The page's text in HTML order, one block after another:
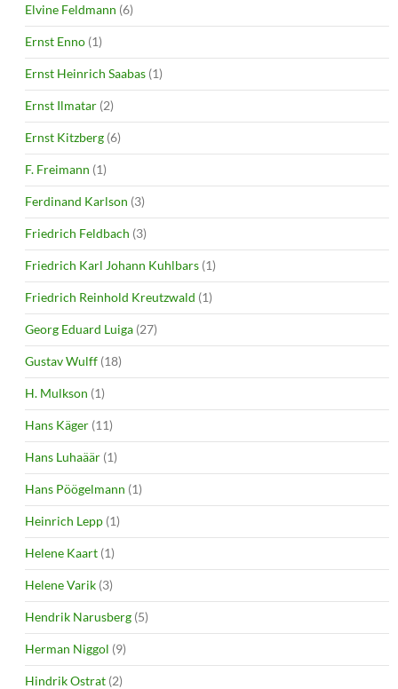
Elvine Feldmann (6)
Ernst Enno (1)
Ernst Heinrich Saabas (1)
Ernst Ilmatar (2)
Ernst Kitzberg (6)
F. Freimann (1)
Ferdinand Karlson (3)
Friedrich Feldbach (3)
Friedrich Karl Johann Kuhlbars (1)
Friedrich Reinhold Kreutzwald (1)
Georg Eduard Luiga (27)
Gustav Wulff (18)
H. Mulkson (1)
Hans Käger (11)
Hans Luhaäär (1)
Hans Pöögelmann (1)
Heinrich Lepp (1)
Helene Kaart (1)
Helene Varik (3)
Hendrik Narusberg (5)
Herman Niggol (9)
Hindrik Ostrat (2)